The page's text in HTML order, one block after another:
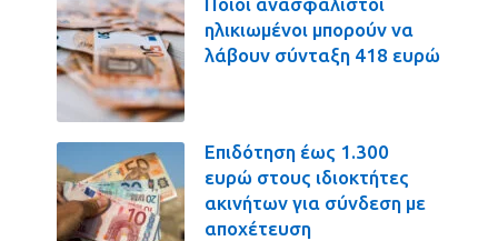
ηλικιωμένοι μπορούν να
λάβουν σύνταξη 418 ευρώ
Επιδότηση έως 1.300
ευρώ στους ιδιοκτήτες
ακινήτων για σύνδεση με
αποχέτευση